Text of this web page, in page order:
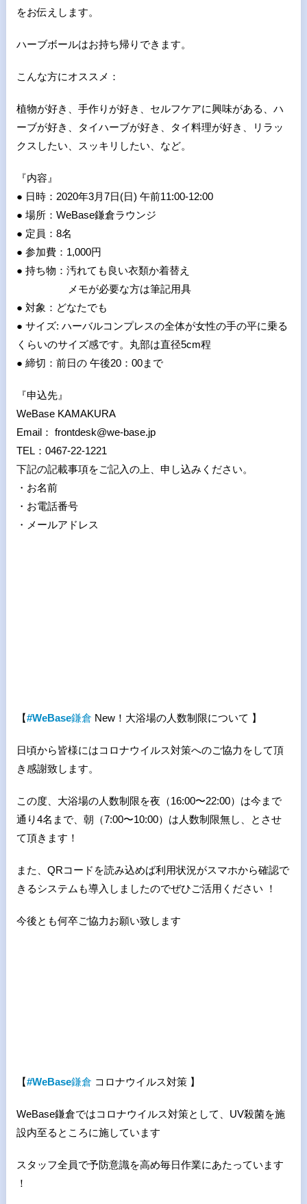
をお伝えします。
ハーブボールはお持ち帰りできます。
こんな方にオススメ：
植物が好き、手作りが好き、セルフケアに興味がある、ハ
ーブが好き、タイハーブが好き、タイ料理が好き、リラッ
クスしたい、スッキリしたい、など。
『内容』
● 日時：2020年3月7日(日) 午前11:00-12:00
● 場所：WeBase鎌倉ラウンジ
● 定員：8名
● 参加費：1,000円
● 持ち物：汚れても良い衣類か着替え
メモが必要な方は筆記用具
● 対象：どなたでも
● サイズ: ハーバルコンプレスの全体が女性の手の平に乗る
くらいのサイズ感です。丸部は直径5cm程
● 締切：前日の 午後20：00まで
『申込先』
WeBase KAMAKURA
Email： frontdesk@we-base.jp
TEL：0467-22-1221
下記の記載事項をご記入の上、申し込みください。
・お名前
・お電話番号
・メールアドレス
【#WeBase鎌倉 New！大浴場の人数制限について 】
日頃から皆様にはコロナウイルス対策へのご協力をして頂
き感謝致します。
この度、大浴場の人数制限を夜（16:00〜22:00）は今まで
通り4名まで、朝（7:00〜10:00）は人数制限無し、とさせ
て頂きます！
また、QRコードを読み込めば利用状況がスマホから確認で
きるシステムも導入しましたのでぜひご活用ください ！
今後とも何卒ご協力お願い致します
【#WeBase鎌倉 コロナウイルス対策 】
WeBase鎌倉ではコロナウイルス対策として、UV殺菌を施
設内至るところに施しています
スタッフ全員で予防意識を高め毎日作業にあたっています
！